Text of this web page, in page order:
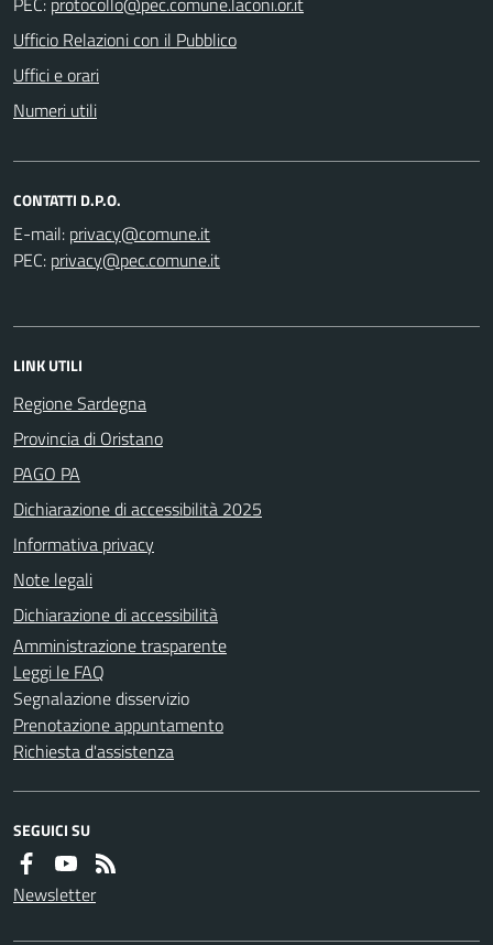
Ufficio Relazioni con il Pubblico
Uffici e orari
Numeri utili
CONTATTI D.P.O.
E-mail:
PEC:
LINK UTILI
Regione Sardegna
Provincia di Oristano
PAGO PA
Dichiarazione di accessibilità 2025
Informativa privacy
Note legali
Dichiarazione di accessibilità
Amministrazione trasparente
Leggi le FAQ
Segnalazione disservizio
Prenotazione appuntamento
Richiesta d'assistenza
SEGUICI SU
Newsletter